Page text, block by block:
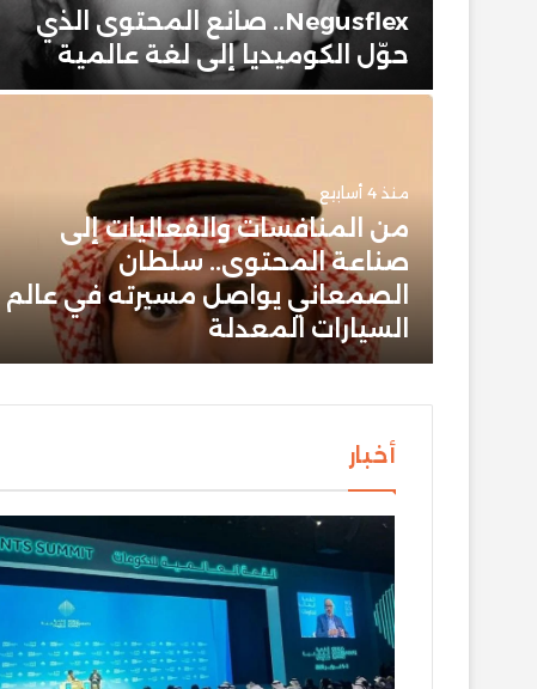
Negusflex.. صانع المحتوى الذي
حوّل الكوميديا إلى لغة عالمية
منذ 4 أسابيع
من المنافسات والفعاليات إلى
صناعة المحتوى.. سلطان
الصمعاني يواصل مسيرته في عالم
السيارات المعدلة
أخبار